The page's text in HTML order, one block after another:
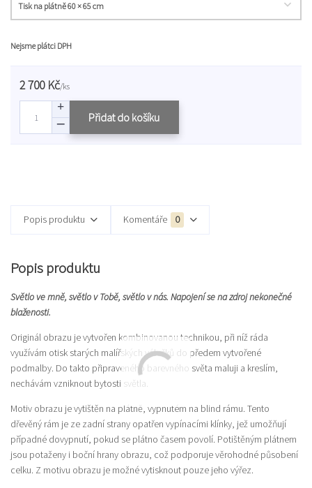
Nejsme plátci DPH
2 700 Kč/ks
Přidat do košíku
Popis produktu Komentáře 0
Popis produktu
Světlo ve mně, světlo v Tobě, světlo v nás. Napojení se na zdroj nekonečné
blaženosti.
Originál obrazu je vytvořen kombinovanou technikou, při níž ráda
využívám otisk starých malířských válečků do předem vytvořené
podmalby. Do takto připraveného barevného světa maluji a kreslím,
nechávám vzniknout bytosti světla.
Motiv obrazu je vytištěn na plátně, vypnutém na blind rámu. Tento
dřevěný rám je ze zadní strany opatřen vypínacími klínky, jež umožňují
případné dovypnutí, pokud se plátno časem povolí. Potištěným plátnem
jsou potaženy i boční hrany obrazu, což podporuje věrohodné působení
celku. Z motivu obrazu je možné vytisknout pouze jeho výřez.